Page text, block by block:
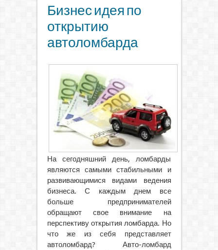
Бизнес идея по
открытию
автоломбарда
На сегодняшний день, ломбарды
являются самыми стабильными и
развивающимися видами ведения
бизнеса. С каждым днем все
больше предпринимателей
обращают свое внимание на
перспективу открытия ломбарда. Но
что же из себя представляет
автоломбард? Авто-ломбард